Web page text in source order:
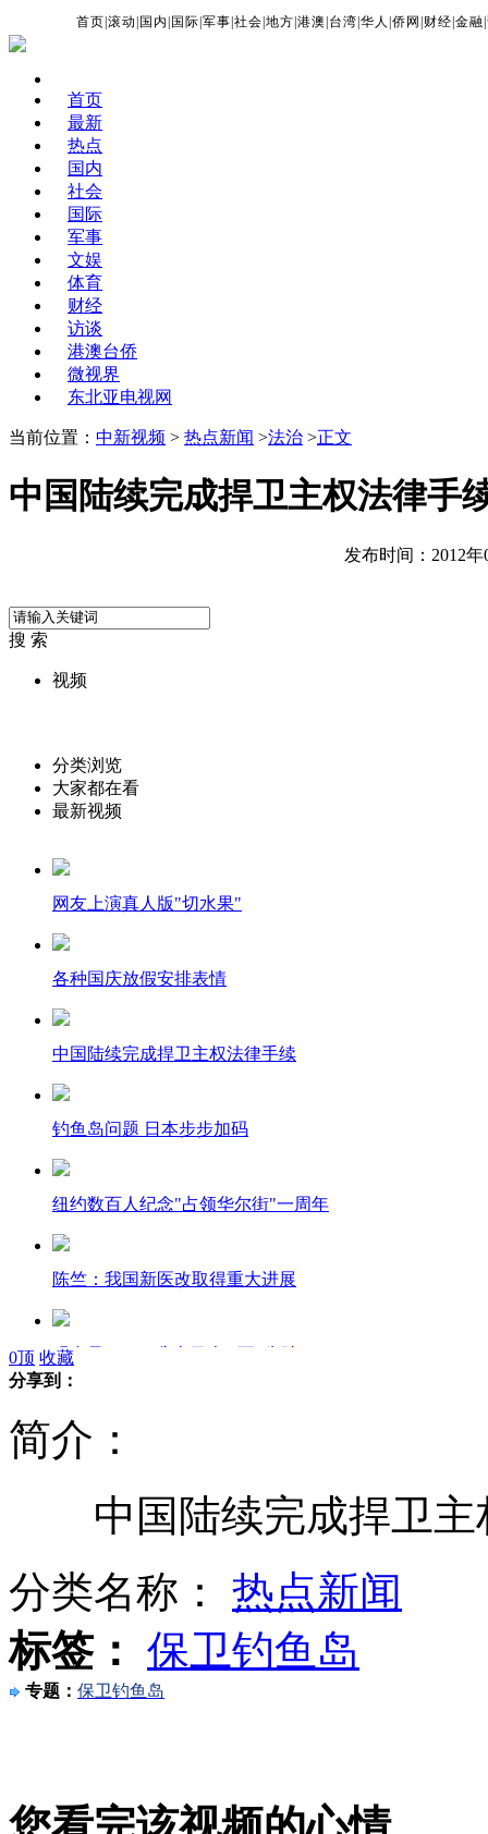
首页 |滚动 国内 国际 |军事 |社会 |地方 |港澳 台湾 |华人 |侨网 财经 |金融 |
首页
最新
热点
国内
社会
国际
军事
文娱
体育
财经
访谈
港澳台侨
微视界
东北亚电视网
当前位置： 中新视频 > 热点新闻 >法治 >正文
中国陆续完成捍卫主权法律手
发布时间：2012年
搜 索
视频
分类浏览
大家都在看
最新视频
网友上演真人版"切水果"
各种国庆放假安排表情
中国陆续完成捍卫主权法律手续
钓鱼岛问题 日本步步加码
纽约数百人纪念"占领华尔街"一周年
陈竺：我国新医改取得重大进展
强台风"三巴"袭击日本 1死1失踪
英媒：波音727头等舱更危险
争议电影制片人接受美警方问询
土耳其示威者在使馆前焚烧美国旗
山西运城恶犬咬伤多人 警民合力深夜将其击毙
0顶 收藏
分享到：
简介：
中国陆续完成捍卫主
分类名称： 热点新闻
标签： 保卫钓鱼岛
专题： 保卫钓鱼岛